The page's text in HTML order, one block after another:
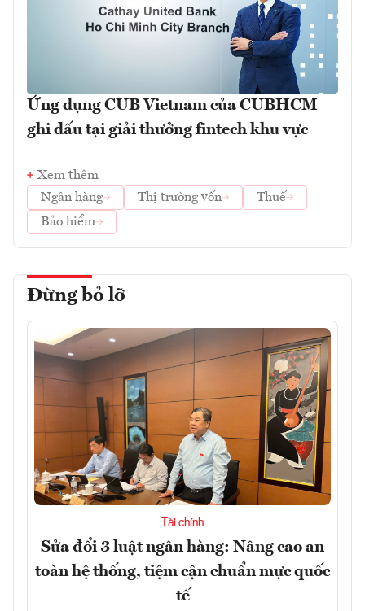
Ứng dụng CUB Vietnam của CUBHCM
ghi dấu tại giải thưởng fintech khu vực
Xem thêm
Ngân hàng
Thị trường vốn
Thuế
Bảo hiểm
Đừng bỏ lỡ
Tài chính
Sửa đổi 3 luật ngân hàng: Nâng cao an
toàn hệ thống, tiệm cận chuẩn mực quốc
tế